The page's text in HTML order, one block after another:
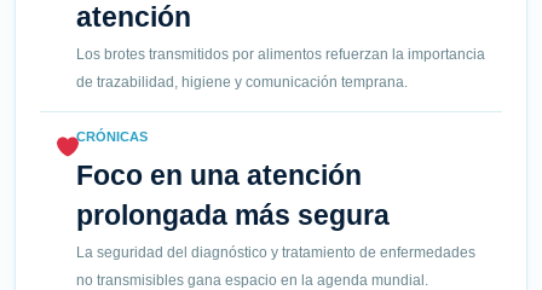
atención
Los brotes transmitidos por alimentos refuerzan la importancia
de trazabilidad, higiene y comunicación temprana.
CRÓNICAS
Foco en una atención
prolongada más segura
La seguridad del diagnóstico y tratamiento de enfermedades
no transmisibles gana espacio en la agenda mundial.